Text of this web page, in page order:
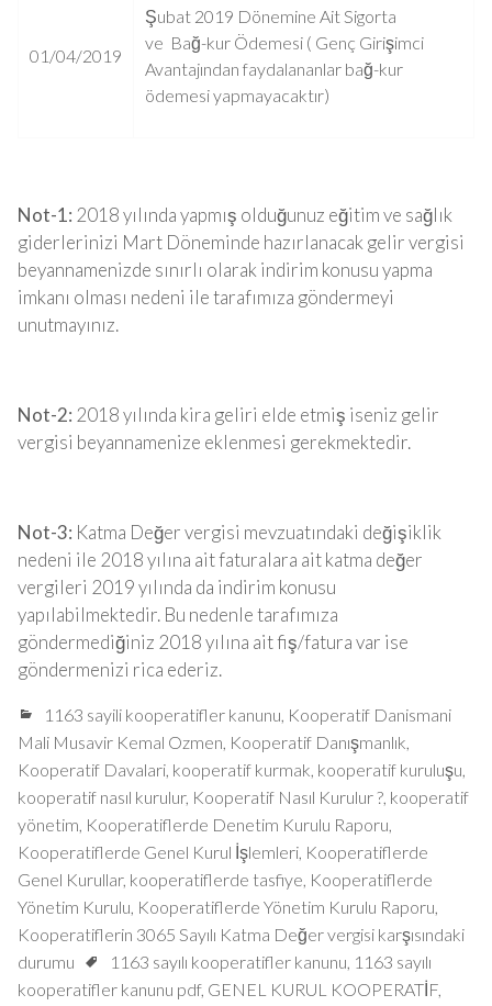
01/04/2019
Şubat 2019 Dönemine Ait Sigorta
ve Bağ-kur Ödemesi ( Genç Girişimci
Avantajından faydalananlar bağ-kur
ödemesi yapmayacaktır)
Not-1: 2018 yılında yapmış olduğunuz eğitim ve sağlık
giderlerinizi Mart Döneminde hazırlanacak gelir vergisi
beyannamenizde sınırlı olarak indirim konusu yapma
imkanı olması nedeni ile tarafımıza göndermeyi
unutmayınız.
Not-2: 2018 yılında kira geliri elde etmiş iseniz gelir
vergisi beyannamenize eklenmesi gerekmektedir.
Not-3: Katma Değer vergisi mevzuatındaki değişiklik
nedeni ile 2018 yılına ait faturalara ait katma değer
vergileri 2019 yılında da indirim konusu
yapılabilmektedir. Bu nedenle tarafımıza
göndermediğiniz 2018 yılına ait fiş/fatura var ise
göndermenizi rica ederiz.
1163 sayili kooperatifler kanunu, Kooperatif Danismani
Mali Musavir Kemal Ozmen, Kooperatif Danışmanlık,
Kooperatif Davalari, kooperatif kurmak, kooperatif kuruluşu,
kooperatif nasıl kurulur, Kooperatif Nasıl Kurulur ?, kooperatif
yönetim, Kooperatiflerde Denetim Kurulu Raporu,
Kooperatiflerde Genel Kurul İşlemleri, Kooperatiflerde
Genel Kurullar, kooperatiflerde tasfiye, Kooperatiflerde
Yönetim Kurulu, Kooperatiflerde Yönetim Kurulu Raporu,
Kooperatiflerin 3065 Sayılı Katma Değer vergisi karşısındaki
durumu
1163 sayılı kooperatifler kanunu, 1163 sayılı
kooperatifler kanunu pdf, GENEL KURUL KOOPERATİF,